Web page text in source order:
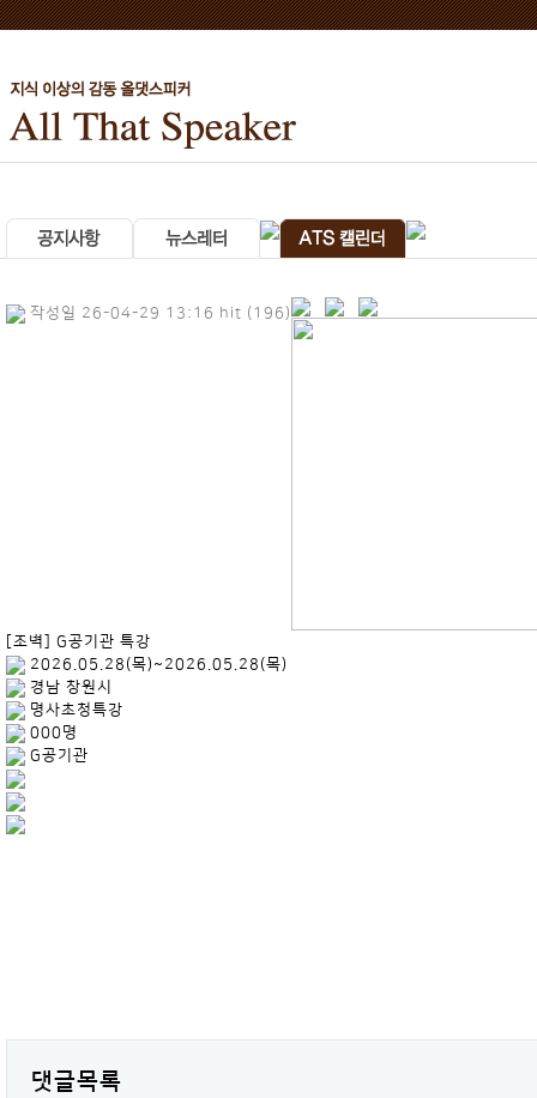
작성일 26-04-29 13:16 hit (196)
[조벽] G공기관 특강
2026.05.28(목)~2026.05.28(목)
경남 창원시
명사초청특강
000명
G공기관
댓글목록